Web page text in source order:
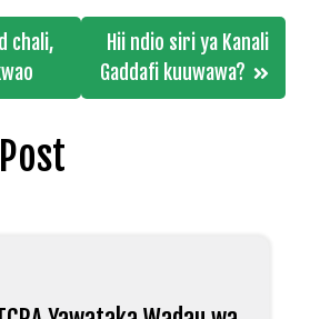
chali,
Hii ndio siri ya Kanali
Gaddafi kuuwawa?